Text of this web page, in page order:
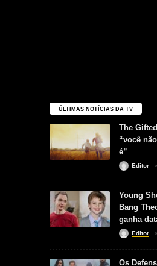
ÚLTIMAS NOTÍCIAS DA TV
The
“você
é”
Editor
Young
Bang
ganha
Editor
Os